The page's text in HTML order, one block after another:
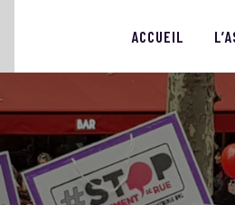
ACCUEIL
STOP
AGIR
ACTIONS